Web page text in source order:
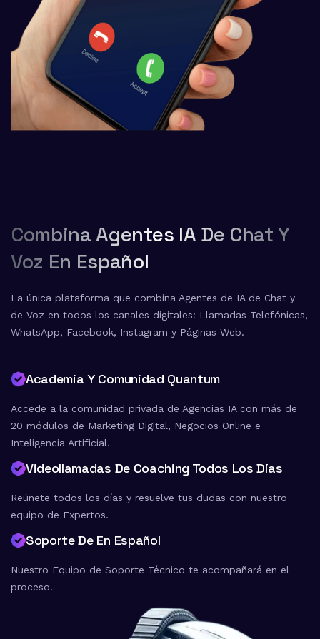
Combina Agentes IA De Chat Y
Voz En Español
La única plataforma que combina Agentes de IA de Chat y
de Voz en todos los canales digitales: Llamadas Telefónicas,
WhatsApp, Facebook, Instagram y Páginas Web.
Academia Y Comunidad Quantum
Accede a la comunidad privada de Agencias IA con más de
20 módulos de Marketing Digital, Negocios Online e
Inteligencia Artificial.
Videollamadas De Coaching Todos Los Días
Reúnete todos los días y resuelve tus dudas con nuestro
equipo de Expertos.
Soporte De En Español
Nuestro Equipo de Soporte Técnico te acompañará en el
proceso.